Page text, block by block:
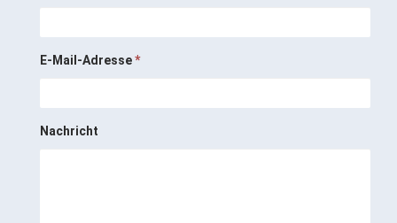
E-Mail-Adresse*
Nachricht